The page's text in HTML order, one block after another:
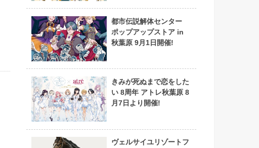
都市伝説解体センター
ポップアップストア in
秋葉原 9月1日開催!
きみが死ぬまで恋をした
い 8周年 アトレ秋葉原 8
月7日より開催!
ヴェルサイユリゾートフ